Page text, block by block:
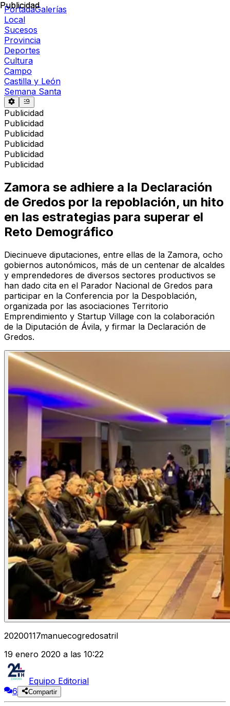
PortadaGalerías
Local
Sucesos
Provincia
Deportes
Cultura
Campo
Castilla y León
Semana Santa
Publicidad
Publicidad
Publicidad
Publicidad
Publicidad
Publicidad
Publicidad
Zamora se adhiere a la Declaración
de Gredos por la repoblación, un hito
en las estrategias para superar el
Reto Demográfico
Diecinueve diputaciones, entre ellas de la Zamora, ocho
gobiernos autonómicos, más de un centenar de alcaldes
y emprendedores de diversos sectores productivos se
han dado cita en el Parador Nacional de Gredos para
participar en la Conferencia por la Despoblación,
organizada por las asociaciones Territorio
Emprendimiento y Startup Village con la colaboración
de la Diputación de Ávila, y firmar la Declaración de
Gredos.
20200117manuecogredosatril
19 enero 2020 a las 10:22
Equipo Editorial
6
Compartir
Publicidad